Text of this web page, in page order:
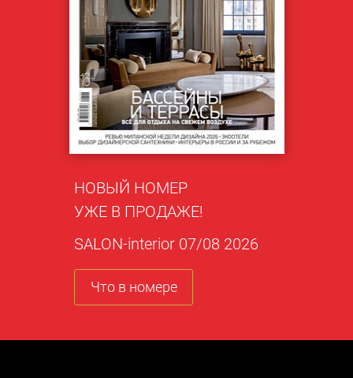
НОВЫЙ НОМЕР
УЖЕ В ПРОДАЖЕ!
SALON-interior 07/08 2026
Что в номере